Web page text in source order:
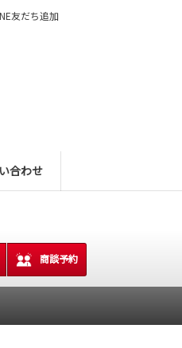
合わせ
友だち追加
商談予約